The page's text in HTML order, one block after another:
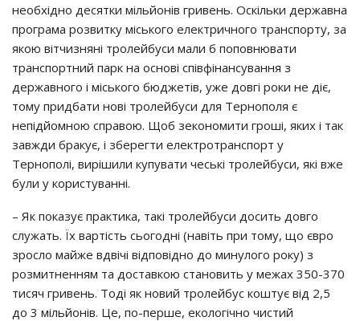
необхідно десятки мільйонів гривень. Оскільки державна
програма розвитку міського електричного транспорту, за
якою вітчизняні тролейбуси мали б поповнювати
транспортний парк на основі співфінансування з
державного і міського бюджетів, уже довгі роки не діє,
тому придбати нові тролейбуси для Тернополя є
непідйомною справою. Щоб зекономити гроші, яких і так
завжди бракує, і зберегти електротранспорт у
Тернополі, вирішили купувати чеські тролейбуси, які вже
були у користуванні.
– Як показує практика, такі тролейбуси досить довго
служать. Їх вартість сьогодні (навіть при тому, що євро
зросло майже вдвічі відповідно до минулого року) з
розмитненням та доставкою становить у межах 350-370
тисяч гривень. Тоді як новий тролейбус коштує від 2,5
до 3 мільйонів. Це, по-перше, екологічно чистий